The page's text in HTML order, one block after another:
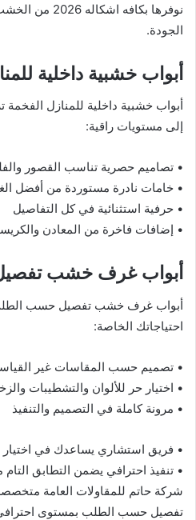
نوفرها بكافه
الجودة.
أبواب خشبية داخلية
أبواب خشبية داخلية للمنازل
إلى مستويات راقية:
• تصاميم حصرية تناسب القصور
• خامات نادرة مستوردة من أفضل
• حرفية استثنائية في كل التفاصيل
• إضافات فاخرة من المعادن
أبواب غرف خشب
أبواب غرف خشب تفصيل حسب
احتياجاتك الخاصة:
• تصميم حسب المقاسات غير
• اختيار حر للألوان والتشطيبات
• مرونة كاملة في التصميم والتنفيذ
• فريق استشاري يساعدك في اختيار
• تنفيذ احترافي يضمن التطابق التام
شركة حاتم للمقاولات العامة
تفصيل حسب الطلب بمستوى